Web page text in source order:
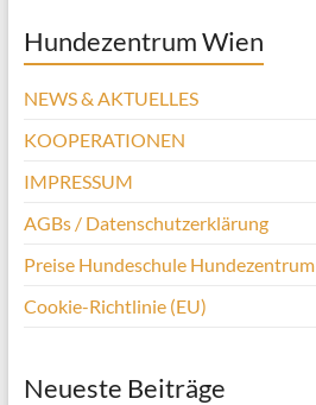
Hundezentrum Wien
NEWS & AKTUELLES
KOOPERATIONEN
IMPRESSUM
AGBs / Datenschutzerklärung
Preise Hundeschule
Cookie-Richtlinie (EU)
Neueste Beiträge